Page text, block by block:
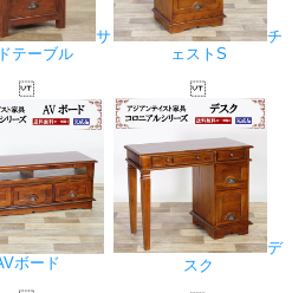
サ
テーブル
チ
ェストS
ボード
デ
スク